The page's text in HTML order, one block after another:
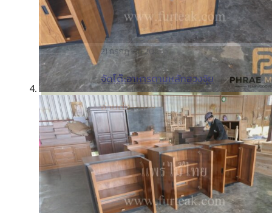
21 กรกฎาคม 2025
จัดโต๊ะอาหารตามหลักฮวงจุ้ย
อ่านต่อ